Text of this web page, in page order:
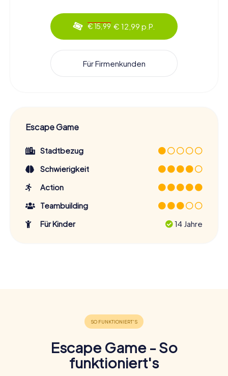
€ 15,99 € 12,99 p.P.
Für Firmenkunden
Escape Game
Stadtbezug
Schwierigkeit
Action
Teambuilding
Für Kinder
14 Jahre
Escape Game - So
funktioniert's